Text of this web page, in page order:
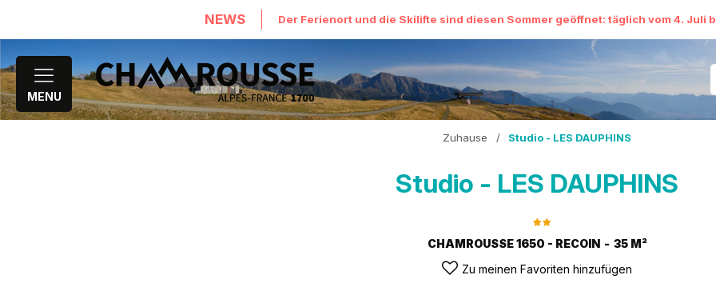
NEWS Der Ferienort und die Skilifte sind diesen Sommer geöffnet: täglich vom 4. Juli
MENU
Zuhause / Studio - LES DAUPHINS
Studio - LES DAUPHINS
CHAMROUSSE 1650 - RECOIN 35 M²
Zu meinen Favoriten hinzufügen
Ausrüstung, Dienstleistungen Lage Bewertung